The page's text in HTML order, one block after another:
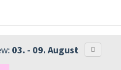
03. - 09. August